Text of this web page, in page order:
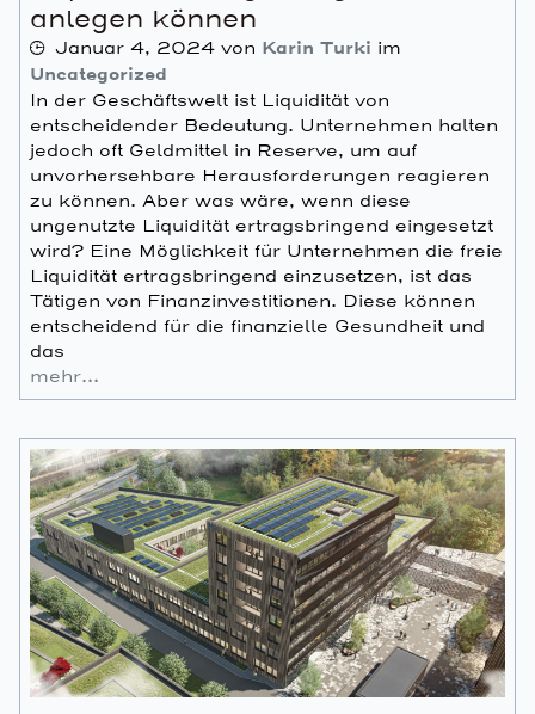
anlegen können
Januar 4, 2024 von Karin Turki im
Uncategorized
In der Geschäftswelt ist Liquidität von
entscheidender Bedeutung. Unternehmen halten
jedoch oft Geldmittel in Reserve, um auf
unvorhersehbare Herausforderungen reagieren
zu können. Aber was wäre, wenn diese
ungenutzte Liquidität ertragsbringend eingesetzt
wird? Eine Möglichkeit für Unternehmen die freie
Liquidität ertragsbringend einzusetzen, ist das
Tätigen von Finanzinvestitionen. Diese können
entscheidend für die finanzielle Gesundheit und
das
mehr…